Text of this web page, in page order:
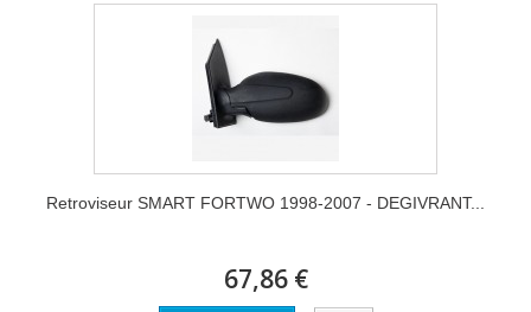
Retroviseur SMART FORTWO 1998-2007 - DEGIVRANT...
67,86 €